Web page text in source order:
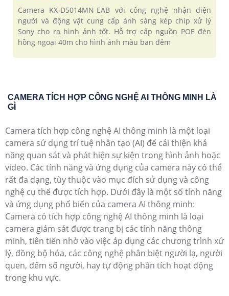
Camera KX-D5014MN-EAB với công nghệ nhận diện
người và động vật cung cấp ánh sáng kép chip xử lý
Sony cho ra hình ảnh tốt. Hỗ trợ cấp nguồn POE đèn
hồng ngoại 40m cho hình ảnh màu ban đêm
CAMERA TÍCH HỢP CÔNG NGHỆ AI THÔNG MINH LÀ
GÌ
Camera tích hợp công nghệ AI thông minh là một loại
camera sử dụng trí tuệ nhân tạo (AI) để cải thiện khả
năng quan sát và phát hiện sự kiện trong hình ảnh hoặc
video. Các tính năng và ứng dụng của camera này có thể
rất đa dạng, tùy thuộc vào mục đích sử dụng và công
nghệ cụ thể được tích hợp. Dưới đây là một số tính năng
và ứng dụng phổ biến của camera AI thông minh:
Camera có tích hợp công nghệ AI thông minh là loại
camera giám sát được trang bị các tính năng thông
minh, tiên tiến nhờ vào việc áp dụng các chương trình xử
lý, đồng bộ hóa, các công nghệ phân biệt người lạ, người
quen, đếm số người, hay tự động phân tích hoạt động
trong khu vực.